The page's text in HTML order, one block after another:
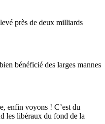
près de deux milliards
bénéficié des larges mannes
enfin voyons ! C’est du
les libéraux du fond de la